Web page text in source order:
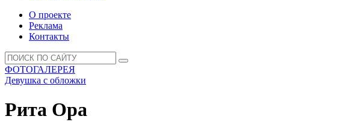
О проекте
Реклама
Контакты
ФОТОГАЛЕРЕЯ
Девушка с обложки
Рита Ора